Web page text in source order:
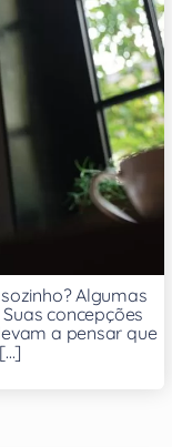
Algumas
concepções
a pensar que